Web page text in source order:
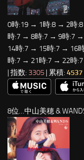
0時:19 → 1時:8 → 2時
時:7 → 8時:7 → 9時:7
14時:7 → 15時:7 → 16
時:7 → 21時:7 → 22時
| 指数: 3305 | 累積: 4537
8位…中山美穂 &